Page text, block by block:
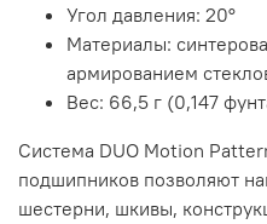
Угол давления: 20°
Материалы:
армированием
Вес: 66,5 г (0,147
Система DUO Motion
подшипников позволяют
шестерни, шкивы,